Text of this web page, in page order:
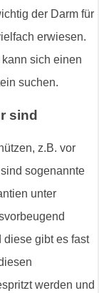
der Darm für
erwiesen.
sich einen
suchen.
sind
z.B. vor
sogenannte
unter
diese gibt es fast
werden und